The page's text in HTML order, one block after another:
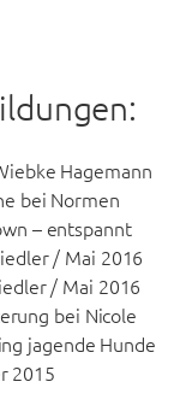
Hagemann
bei Normen
– entspannt
/ Mai 2016
/ Mai 2016
bei Nicole
jagende Hunde
2015